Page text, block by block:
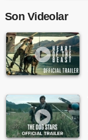
Son Videolar